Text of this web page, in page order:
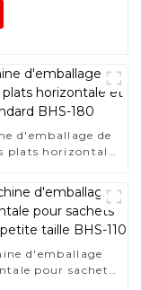
d'emballage de
plats horizontale
d'emballage
pour sachets